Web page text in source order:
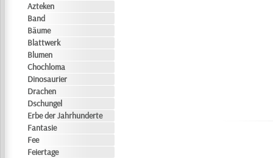
Azteken
Band
Bäume
Blattwerk
Blumen
Chochloma
Dinosaurier
Drachen
Dschungel
Erbe der Jahrhunderte
Fantasie
Fee
Feiertage